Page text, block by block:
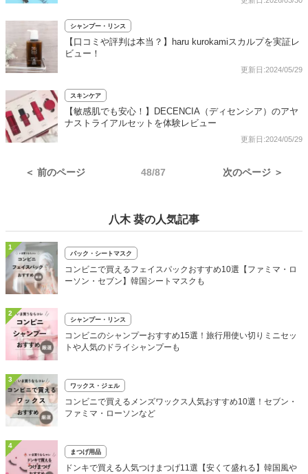
シャンプー・リンス
【口コミや評判は本当？】haru kurokamiスカルプを実証レ
ビュー！
更新日:2024/05/29
スキンケア
【敏感肌でも安心！】DECENCIA（ディセンシア）のアヤ
ナストライアルセットを体験レビュー
更新日:2024/05/29
＜ 前のページ 48/87 次のページ ＞
八木 葵の人気記事
1
パック・シートマスク
コンビニで買えるフェイスパックおすすめ10選【ファミマ・ロ
ーソン・セブン】韓国シートマスクも
2
シャンプー・リンス
コンビニのシャンプーおすすめ15選！旅行用使い切りミニセッ
トや人気のドライシャンプーも
3
ワックス・ジェル
コンビニで買えるメンズワックス人気おすすめ10選！セブン・
ファミマ・ローソンなど
4
まつげ用品
ドンキで買える人気つけまつげ11選【安くて盛れる】韓国風や